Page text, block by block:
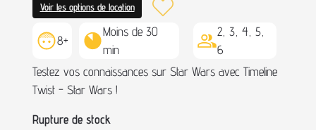
Voir les options de location
8+
Moins de 30
min
2, 3, 4, 5,
6
Testez vos connaissances sur Star Wars avec Timeline
Twist - Star Wars !
Rupture de stock